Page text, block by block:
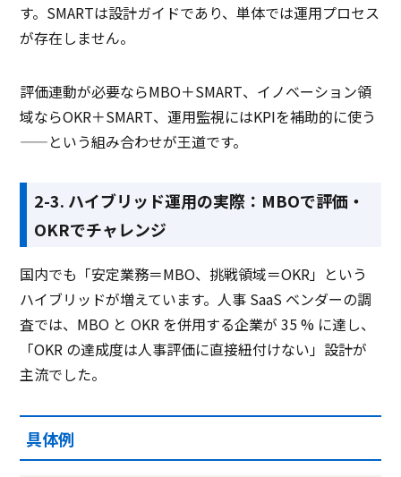
す。SMARTは設計ガイドであり、単体では運用プロセス
が存在しません。
評価連動が必要ならMBO＋SMART、イノベーション領
域ならOKR＋SMART、運用監視にはKPIを補助的に使う
——という組み合わせが王道です。
2-3. ハイブリッド運用の実際：MBOで評価・
OKRでチャレンジ
国内でも「安定業務＝MBO、挑戦領域＝OKR」という
ハイブリッドが増えています。人事 SaaS ベンダーの調
査では、MBO と OKR を併用する企業が 35 % に達し、
「OKR の達成度は人事評価に直接紐付けない」設計が
主流でした。
具体例